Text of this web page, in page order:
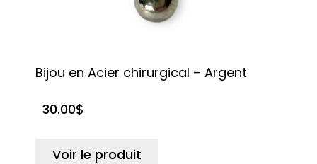
Bijou en Acier chirurgical – Argent
30.00$
Voir le produit